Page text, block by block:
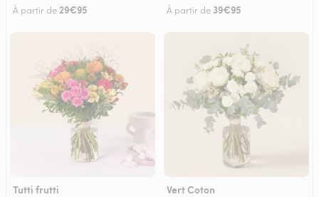
À partir de29€95 À partir de 39€95
Tutti frutti Vert Coton